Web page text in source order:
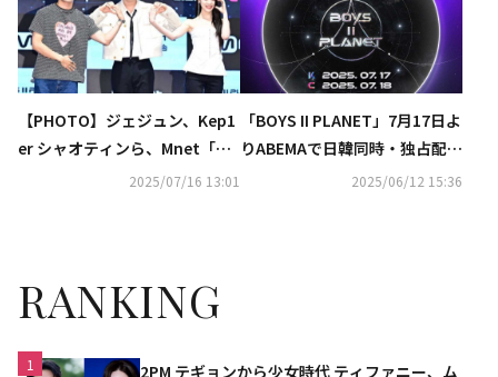
【PHOTO】ジェジュン、Kep1
er シャオティンら、Mnet「BO
YS II PLANET」制作発表会に出
2025/07/16 13:01
「BOYS II PLANET」7月17日よ
りABEMAで日韓同時・独占配信
2025/06/12 15:36
RANKING
1 2PM テギョンから少女時代 ティファニー、ム